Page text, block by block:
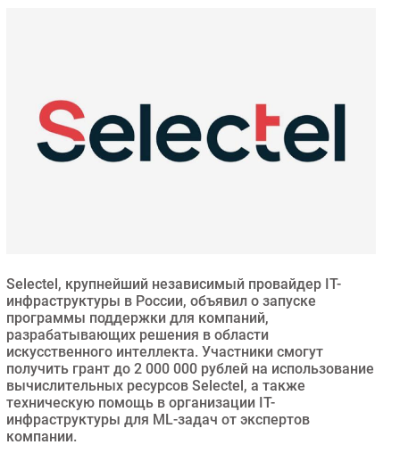
Outsourcing
Кадры
Регулирование
CIO/Управление ИТ
Гаджеты
Здоровье
РАЗДЕЛЫ
Новости
Аналитика
Selectel, крупнейший независимый провайдер IT-
инфраструктуры в России, объявил о запуске
программы поддержки для компаний,
разрабатывающих решения в области
искусственного интеллекта. Участники смогут
получить грант до 2 000 000 рублей на использование
вычислительных ресурсов Selectel, а также
техническую помощь в организации IT-
инфраструктуры для ML-задач от экспертов
компании.